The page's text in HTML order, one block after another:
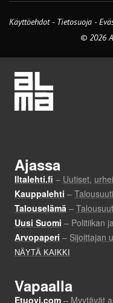
Käyttöehdot - Tietosuoja -
© 2026